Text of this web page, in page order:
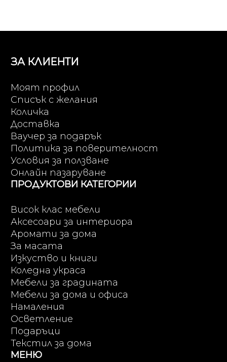
ЗА КЛИЕНТИ
Моят профил
Списък с желания
Количка
Доставка
Ваучер за подарък
Политика за поверителност
Условия за ползване
Онлайн пазаруване
ПРОДУКТОВИ КАТЕГОРИИ
Висок клас мебели
Аксесоари за интериора
Аромати за дома
За масата
Изкуство и книги
Коледна украса
Мебели за градината
Мебели за дома и офиса
Намаления
Осветление
Подаръци
Текстил за дома
МЕНЮ